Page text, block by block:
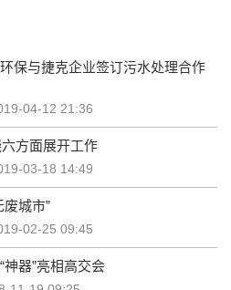
保与捷克企业签订污水处理合作
04-12 21:36
方面展开工作
03-18 14:49
城市”
02-25 09:45
器”亮相高交会